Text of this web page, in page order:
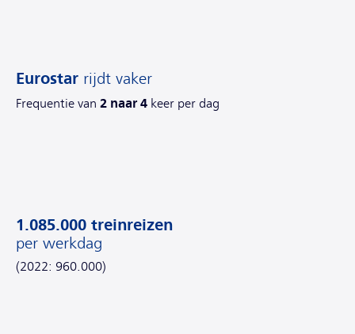
Eurostar rijdt vaker
Frequentie van 2 naar 4 keer per dag
1.085.000 treinreizen
per werkdag
(2022: 960.000)